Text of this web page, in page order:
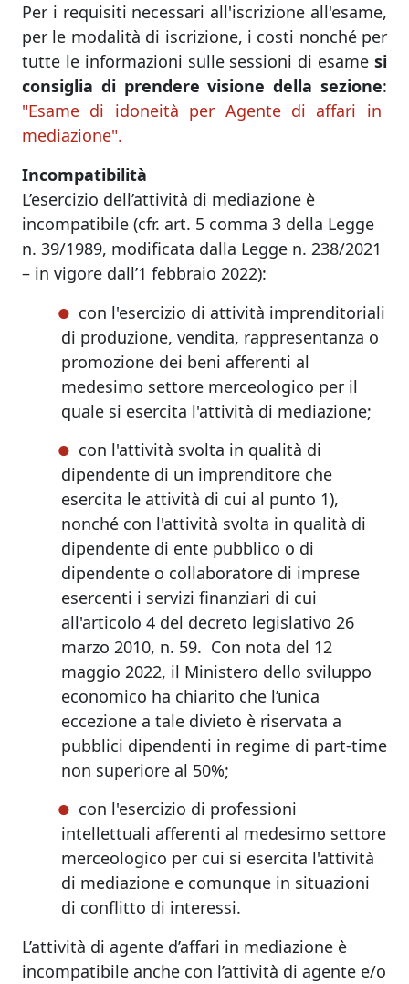
Per i requisiti necessari all'iscrizione all'esame,
per le modalità di iscrizione, i costi nonché per
tutte le informazioni sulle sessioni di esame si
consiglia di prendere visione della sezione:
"Esame di idoneità per Agente di affari in
mediazione".
Incompatibilità
L’esercizio dell’attività di mediazione è
incompatibile (cfr. art. 5 comma 3 della Legge
n. 39/1989, modificata dalla Legge n. 238/2021
– in vigore dall’1 febbraio 2022):
con l'esercizio di attività imprenditoriali
di produzione, vendita, rappresentanza o
promozione dei beni afferenti al
medesimo settore merceologico per il
quale si esercita l'attività di mediazione;
con l'attività svolta in qualità di
dipendente di un imprenditore che
esercita le attività di cui al punto 1),
nonché con l'attività svolta in qualità di
dipendente di ente pubblico o di
dipendente o collaboratore di imprese
esercenti i servizi finanziari di cui
all'articolo 4 del decreto legislativo 26
marzo 2010, n. 59. Con nota del 12
maggio 2022, il Ministero dello sviluppo
economico ha chiarito che l’unica
eccezione a tale divieto è riservata a
pubblici dipendenti in regime di part-time
non superiore al 50%;
con l'esercizio di professioni
intellettuali afferenti al medesimo settore
merceologico per cui si esercita l'attività
di mediazione e comunque in situazioni
di conflitto di interessi.
L’attività di agente d’affari in mediazione è
incompatibile anche con l’attività di agente e/o